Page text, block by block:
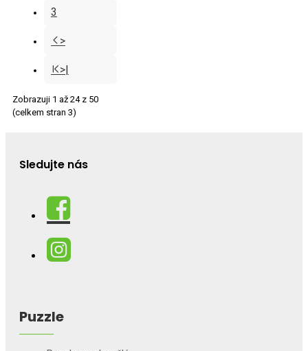
3
>
>|
Zobrazuji 1 až 24 z 50
(celkem stran 3)
Sledujte nás
Puzzle